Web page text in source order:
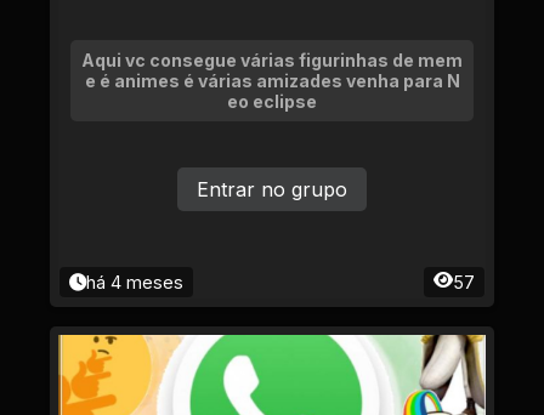
Aqui vc consegue várias figurinhas de mem
e é animes é várias amizades venha para N
eo eclipse
há 4 meses 57
Entrar no grupo